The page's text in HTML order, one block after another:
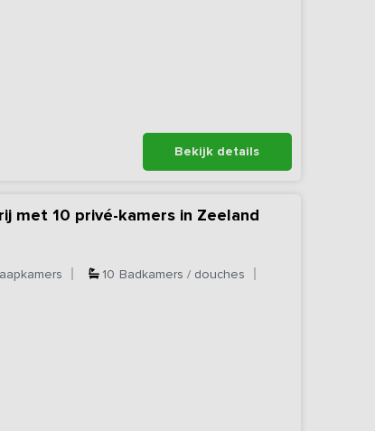
Bekijk details
met 10 privé-kamers in Zeeland
10 Badkamers / douches